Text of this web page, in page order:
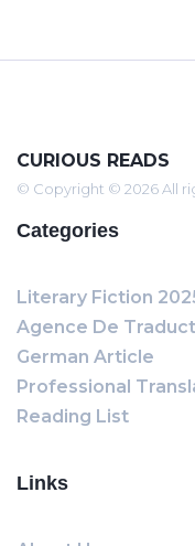
CURIOUS READS
© Copyright © 2026 All
Categories
Literary Fiction
Agence De
German Article
Professional
Reading List
Links